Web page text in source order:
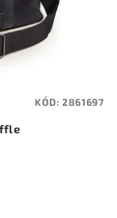
KÓD:2861697